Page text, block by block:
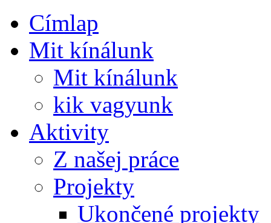
Címlap
Mit kínálunk
Mit kínálunk
kik vagyunk
Aktivity
Z našej práce
Projekty
Ukončené projekty